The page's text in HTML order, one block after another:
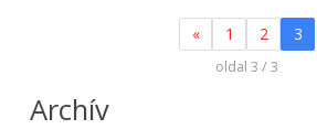
« 1 2 3
oldal 3 / 3
Archív